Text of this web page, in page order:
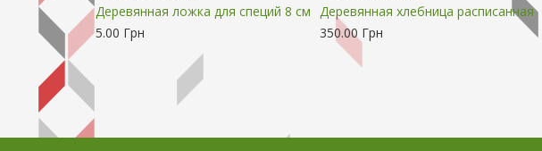
Деревянная ложка для специй 8 см
5.00 Грн
Деревянная хлебница расписанная
350.00 Грн